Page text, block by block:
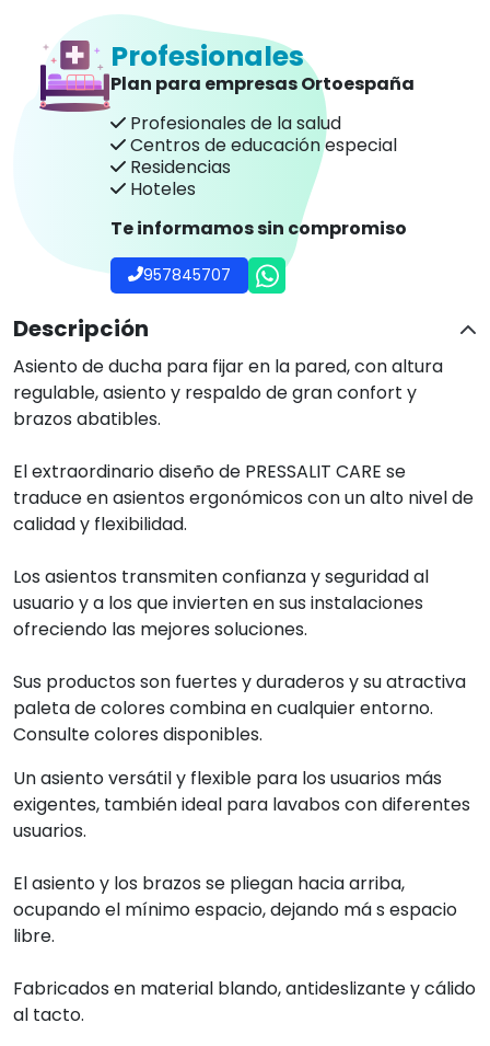
Profesionales
Plan para empresas Ortoespaña
Profesionales de la salud
Centros de educación especial
Residencias
Hoteles
Te informamos sin compromiso
957845707
Descripción
Asiento de ducha para fijar en la pared, con altura
regulable, asiento y respaldo de gran confort y
brazos abatibles.
El extraordinario diseño de PRESSALIT CARE se
traduce en asientos ergonómicos con un alto nivel de
calidad y flexibilidad.
Los asientos transmiten confianza y seguridad al
usuario y a los que invierten en sus instalaciones
ofreciendo las mejores soluciones.
Sus productos son fuertes y duraderos y su atractiva
paleta de colores combina en cualquier entorno.
Consulte colores disponibles.
Un asiento versátil y flexible para los usuarios más
exigentes, también ideal para lavabos con diferentes
usuarios.
El asiento y los brazos se pliegan hacia arriba,
ocupando el mínimo espacio, dejando má s espacio
libre.
Fabricados en material blando, antideslizante y cálido
al tacto.